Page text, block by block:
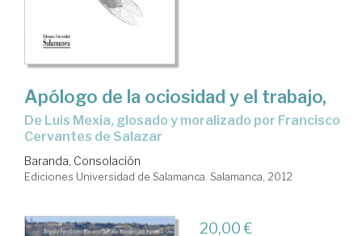
Apólogo de la ociosidad y el trabajo,
de Luis Mexia, glosado y moralizado por Francisco
Cervantes de Salazar
Baranda, Consolación
Ediciones Universidad de Salamanca. Salamanca, 2012
20,00 €